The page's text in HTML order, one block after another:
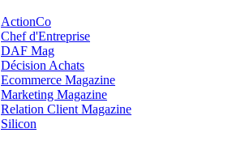
ActionCo
Chef d'Entreprise
DAF Mag
Décision Achats
Ecommerce Magazine
Marketing Magazine
Relation Client Magazine
Silicon